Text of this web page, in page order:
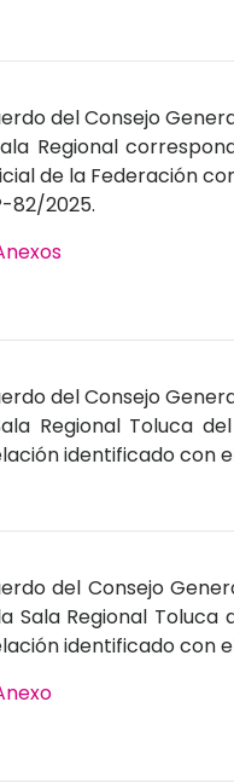
del Consejo
Regional
de la Federación
82/2025.
del Consejo
Regional Toluca
identificado con
del Consejo
Sala Regional
identificado con